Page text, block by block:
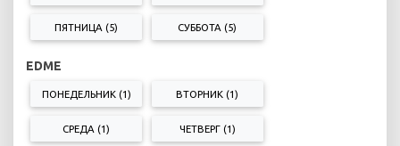
ПЯТНИЦА (5) СУББОТА (5)
EDME
ПОНЕДЕЛЬНИК (1) ВТОРНИК (1)
СРЕДА (1) ЧЕТВЕРГ (1)